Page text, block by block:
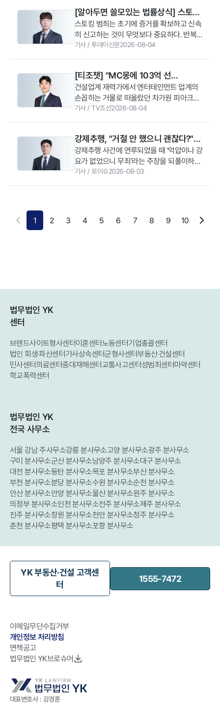
담과 교화 프로그램 등을 진행 중이다.향후
희망지원단을 통해서는 수용자 자녀 지원과
교정시설 내 출산 관련 물품 지원, 취약 수용
자 대상 무료 법률 상담, 생활법률 교육 등을
지원, 생활법률 교육 등도 제공할 계획이다.
강경훈 대표변호사는 “교정은 수용자가 사
회 구성원으로 다시 복귀할 수 있도록 돕는
중요한 과정”이라며 “수용자와 가족들이 겪
했다.
있어 사고 초기 대응이 중요하다. 사고 경위
와 과실 정도를 객관적인 자료로 입증하고
징계 절차에도 적극적으로 대응해야 불이익
을 최소화할 수 있다. (법무법인 YK 대구 분
사무소 곽태영 변호사)
이혼 과정에서는 단순 동거와의 차이점을 증
명할 수 있는 정황 증거 확보가 승패를 가르
는 핵심인 만큼, 혼인 생활의 실체를 입증할
수 있는 금융거래 내역이나 대화 기록 등을
사전에 철저히 수집하는 것이 중요하다"라고
[알아두면 쓸모있는 법률상식] 스토킹
처벌법, 반복되는 스토킹 괴롭힘 확실
하게 대응하자
스토킹 범죄는 초기에 증거를 확보하고 신속
히 신고하는 것이 무엇보다 중요하다. 반복
적인 접근이나 연락이 이어진다면 혼자 대응
것이 바람직하다스토킹 행위가 반복된다면
초기 단계부터 적극적으로 법적 대응을 준비
하는 것이 효과적이다. 증거 자료를 체계적
으로 정리해 수사기관과 법적 절차에 임하는
태도가 피해를 최소화하고 추가 피해를 예방
기사/투데이신문2026-08-04
[티조챗] "MC몽에 103억 선
물"→"300억 사기 혐의"…'엔터 큰손'
차가원은 왜 구속됐나
건설업계 재력가에서 엔터테인먼트 업계의
손꼽히는 거물로 떠올랐던 차가원 피아크그
룹 회장 겸 원헌드레드 대표가 끝내 구속됐
기 위해 미리 건넨 돈)을 챙기고 지인의 전세
보증금까지 돌려주지 않은 혐의다.화려한 제
국의 왕좌에서 벌어진 300억 대 사기극, 그
리고 그 뒤에 숨겨진 임금 체납과 엠씨몽의
매서운 폭주까지. 연예계를 소용돌이 속으로
간 54억원도 사기 혐의로 보고 있다.차 대표
는 지인에게 서로 소유한 주택에 각각 전세
르다. 서로의 집에 입주하기로 하고 돈을 받
계약 과정에서 발생한 민사상 분쟁이라며 사
기 의도를 부인하고 있다.법무법인YK 김지
훈 변호사는 TV조선과의 인터뷰에서 "사기
되면 특경법상 가중처벌 대상이 될 수 있
다"며 "별개 범행으로 인정될 경우 형량이 더
무거워질 수 있고, 실제 선고형은 피해 회복
여부가 중요하게 작용할 것"이라고 설명했
다.
기사/TV조선2026-08-04
강제추행, "거절 안 했으니 괜찮다?"
착각이 부르는 법적 처벌
강제추행 사건에 연루되었을 때 '억압이나 강
요가 없었으니 무죄'라는 주장을 되풀이하거
나 피해자에게 직접 연락하여 합의를 종용하
관의 구속영장 청구나 양형 기준에서 매우
불리하게 작용할 수 있다. 물리적 강압이 없
기사/로이슈2026-08-03
1 2 3 4 5 6 7 8 9 10
법무법인 YK
센터
브랜드사이트형사센터이혼센터노동센터기업총괄센터
법인 회생·파산센터가사상속센터군형사센터부동산·건설센터
민사센터의료센터중대재해센터교통사고센터성범죄센터마약센터
학교폭력센터
법무법인 YK
전국 사무소
서울 강남 주사무소강릉 분사무소고양 분사무소광주 분사무소
구미 분사무소군산 분사무소남양주 분사무소대구 분사무소
대전 분사무소동탄 분사무소목포 분사무소부산 분사무소
부천 분사무소분당 분사무소수원 분사무소순천 분사무소
안산 분사무소안양 분사무소울산 분사무소원주 분사무소
의정부 분사무소인천 분사무소전주 분사무소제주 분사무소
진주 분사무소창원 분사무소천안 분사무소청주 분사무소
춘천 분사무소평택 분사무소포항 분사무소
YK 부동산·건설 고객센
터
1555-7472
이메일무단수집거부
개인정보 처리방침
면책공고
법무법인 YK브로슈어
대표변호사 : 강경훈